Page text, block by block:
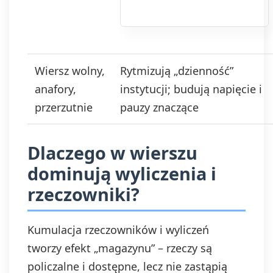
newslettera lub/i
ofert. Podstawa
przetwarzania
danych to
Twoje dane będą
przechowywane o
Masz prawo do
danych, ich
sprostowania,
usunięcia,
Wiersz wolny,
anafory,
przerzutnie
Rytmizują „dzienność”
instytucji; budują napięcie i
pauzy znaczące
Dlaczego w wierszu
dominują wyliczenia i
rzeczowniki?
Kumulacja rzeczowników i wyliczeń
tworzy efekt „magazynu” – rzeczy są
policzalne i dostępne, lecz nie zastąpią